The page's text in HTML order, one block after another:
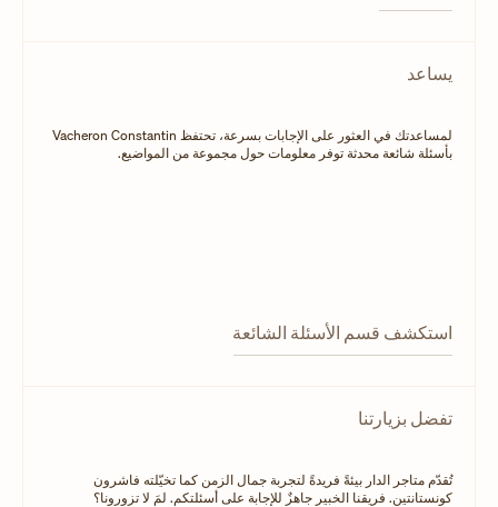
يساعد
لمساعدتك في العثور على الإجابات بسرعة، تحتفظ Vacheron Constantin
بأسئلة شائعة محدثة توفر معلومات حول مجموعة من المواضيع.
استكشف قسم الأسئلة الشائعة
تفضل بزيارتنا
تُقدّم متاجر الدار بيئةً فريدةً لتجربة جمال الزمن كما تخيّلته فاشرون
كونستانتين. فريقنا الخبير جاهزٌ للإجابة على أسئلتكم. لمَ لا تزورونا؟